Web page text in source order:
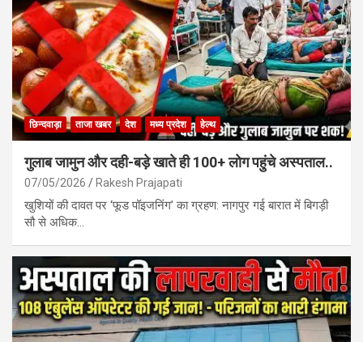
छिन्दवाड़ा ताजा खबर देश मध्य प्रदेश हेल्थ
गुलाब जामुन और दही-बड़े खाते ही 100+ लोग पहुंचे अस्पताल..
07/05/2026 Rakesh Prajapati
खुशियों की दावत पर ‘फूड पॉइजनिंग’ का ग्रहण: नागपुर गई बारात में बिगड़ी
सौ से अधिक…